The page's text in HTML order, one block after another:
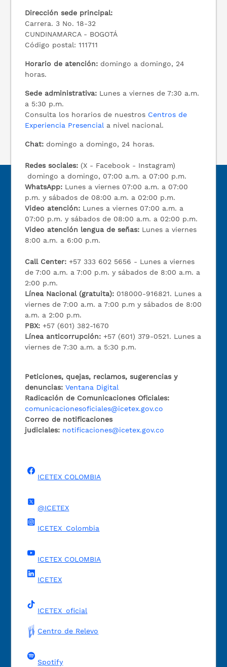
Dirección sede principal:
Carrera. 3 No. 18-32
CUNDINAMARCA - BOGOTÁ
Código postal: 111711
Horario de atención: domingo a domingo, 24
horas.
Sede administrativa: Lunes a viernes de 7:30 a.m.
a 5:30 p.m.
Consulta los horarios de nuestros Centros de
Experiencia Presencial a nivel nacional.
Chat: domingo a domingo, 24 horas.
Redes sociales: (X - Facebook - Instagram)
domingo a domingo, 07:00 a.m. a 07:00 p.m.
WhatsApp: Lunes a viernes 07:00 a.m. a 07:00
p.m. y sábados de 08:00 a.m. a 02:00 p.m.
Video atención: Lunes a viernes 07:00 a.m. a
07:00 p.m. y sábados de 08:00 a.m. a 02:00 p.m.
Video atención lengua de señas: Lunes a viernes
8:00 a.m. a 6:00 p.m.
Call Center:+57 333 602 5656 - Lunes a viernes
de 7:00 a.m. a 7:00 p.m. y sábados de 8:00 a.m. a
2:00 p.m.
Línea Nacional (gratuita): 018000-916821. Lunes a
viernes de 7:00 a.m. a 7:00 p.m y sábados de 8:00
a.m. a 2:00 p.m.
PBX:+57 (601) 382-1670
Línea anticorrupción:+57 (601) 379-0521. Lunes a
viernes de 7:30 a.m. a 5:30 p.m.
Peticiones, quejas, reclamos, sugerencias y
denuncias: Ventana Digital
Radicación de Comunicaciones Oficiales:
comunicacionesoficiales@icetex.gov.co
Correo de notificaciones
judiciales: notificaciones@icetex.gov.co
ICETEX COLOMBIA
@ICETEX
ICETEX_Colombia
ICETEX COLOMBIA
ICETEX
ICETEX_oficial
Centro de Relevo
Spotify